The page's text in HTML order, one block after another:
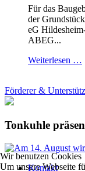
Für das
der
eG
ABEG...
Weiterlesen …
Förderer &
Tonkuhle
Kontakt
Wir benutzen Cookies
Um unsere Webseite